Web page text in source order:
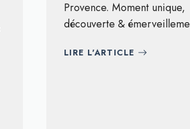
Provence. Moment unique,
découverte &
LIRE L'ARTICLE